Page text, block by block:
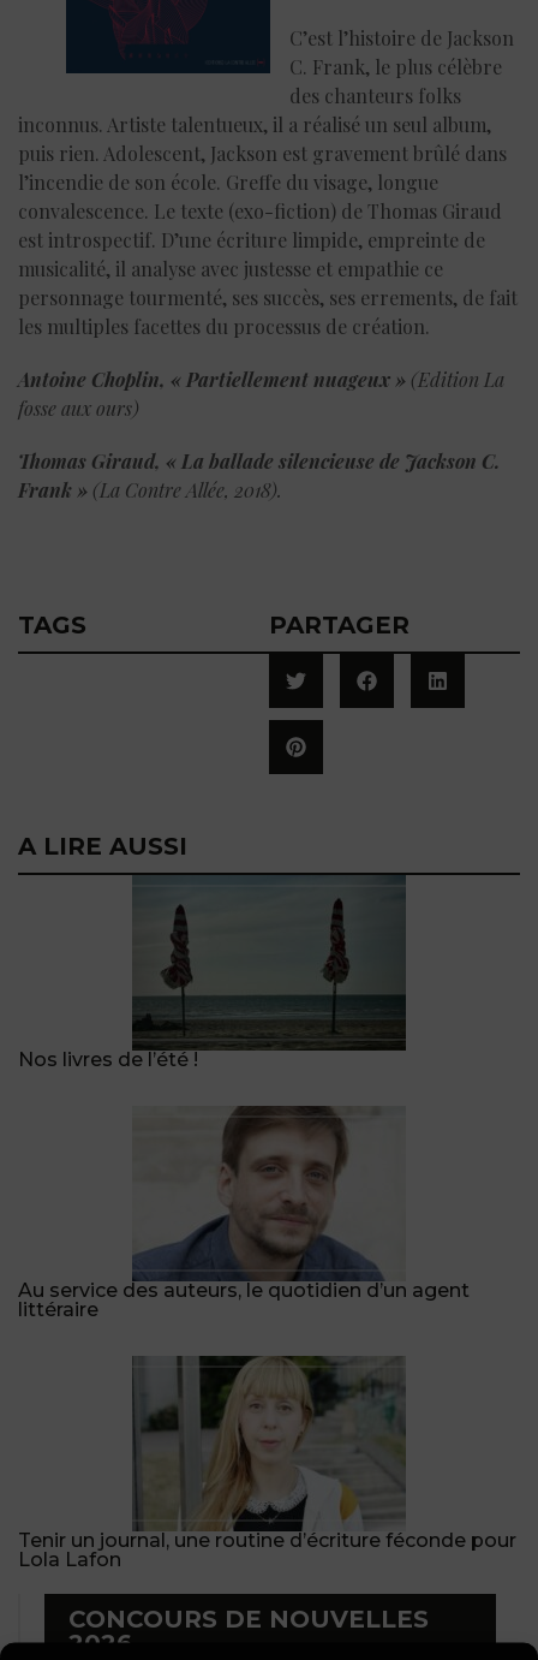
C’est l’histoire de Jackson
C. Frank, le plus célèbre
des chanteurs folks
inconnus. Artiste talentueux, il a réalisé un seul album,
puis rien. Adolescent, Jackson est gravement brûlé dans
l’incendie de son école. Greffe du visage, longue
convalescence. Le texte (exo-fiction) de Thomas Giraud
est introspectif. D’une écriture limpide, empreinte de
musicalité, il analyse avec justesse et empathie ce
personnage tourmenté, ses succès, ses errements, de fait
les multiples facettes du processus de création.
Antoine Choplin, « Partiellement nuageux » (Edition La
fosse aux ours)
Thomas Giraud, « La ballade silencieuse de Jackson C.
Frank » (La Contre Allée, 2018).
TAGS PARTAGER
A LIRE AUSSI
Nos livres de l’été !
Au service des auteurs, le quotidien d’un agent
littéraire
Tenir un journal, une routine d’écriture féconde pour
Lola Lafon
CONCOURS DE NOUVELLES
2026